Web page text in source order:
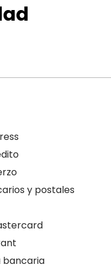
y postales
bancaria